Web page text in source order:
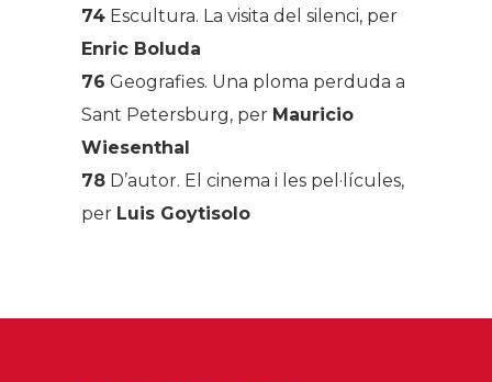
74 Escultura. La visita del silenci, per
Enric Boluda
76 Geografies. Una ploma perduda a
Sant Petersburg, per Mauricio
Wiesenthal
78 D’autor. El cinema i les pel·lícules,
per Luis Goytisolo